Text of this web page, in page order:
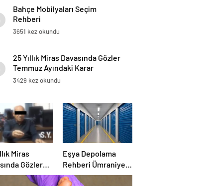
Bahçe Mobilyaları Seçim
Rehberi
3651 kez okundu
25 Yıllık Miras Davasında Gözler
Temmuz Ayındaki Karar
Duruşmasına Çevrildi
3429 kez okundu
Miras
Gözler
Ayındaki
Eşya Depolama
Rehberi Ümraniye
Çekmeköy ve